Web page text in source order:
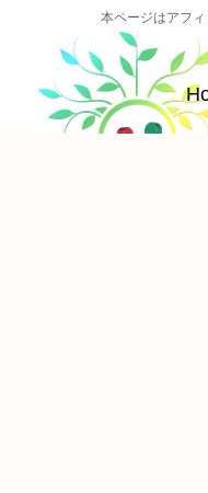
本ページはアフ